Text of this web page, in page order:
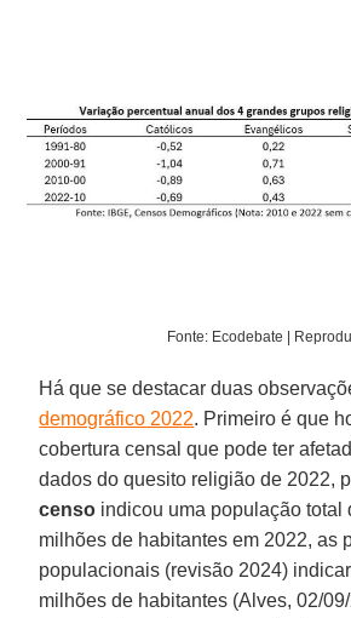
Fonte: Ecodebate |
Há que se destacar duas
demográfico 2022. Primeiro é que
cobertura censal que pode ter
dados do quesito religião de 2022,
censo indicou uma população total
milhões de habitantes em 2022, as
populacionais (revisão 2024)
milhões de habitantes (Alves, 02/